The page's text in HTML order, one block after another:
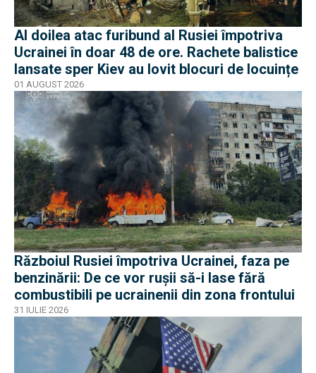
Al doilea atac furibund al Rusiei împotriva
Ucrainei în doar 48 de ore. Rachete balistice
lansate sper Kiev au lovit blocuri de locuințe
01 AUGUST 2026
Războiul Rusiei împotriva Ucrainei, faza pe
benzinării: De ce vor rușii să-i lase fără
combustibili pe ucrainenii din zona frontului
31 IULIE 2026